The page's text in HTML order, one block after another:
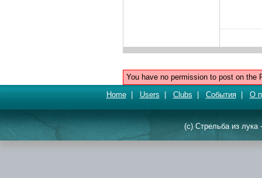
You have no permission to post on the
Home| Users Clubs События| О
(c) Стрельба из лука